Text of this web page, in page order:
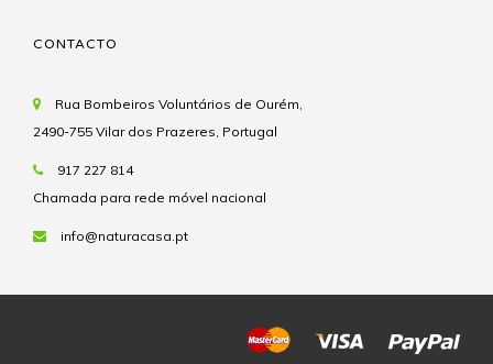
CONTACTO
Rua Bombeiros Voluntários de Ourém,
2490-755 Vilar dos Prazeres, Portugal
917 227 814
Chamada para rede móvel nacional
info@naturacasa.pt